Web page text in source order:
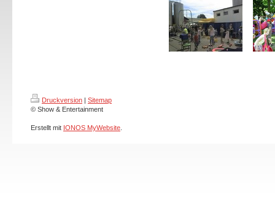
Druckversion | Sitemap
© Show & Entertainment
Erstellt mit IONOS MyWebsite